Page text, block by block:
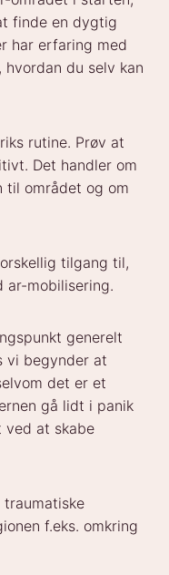
finde en dygtig
har erfaring med
du selv kan
rutine. Prøv at
Det handler om
til området og om
tilgang til,
ar-mobilisering.
generelt
vi begynder at
det er et
gå lidt i panik
ved at skabe
f.eks. omkring